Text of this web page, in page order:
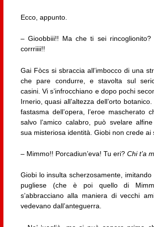
Ecco, appunto.
– Gioobbiii!! Ma che ti sei rincoglionito?
corrriiii!!
Gai Fòcs si sbraccia all’imbocco di una
che pare condurre, e stavolta sul
casini. Vi s’infrocchiano e dopo pochi
Irnerio, quasi all’altezza dell’orto
fastasma dell’opera, l’eroe mascherato
salvo l’amico calabro, può svelare alfine
sua misteriosa identità. Giobi non crede ai
– Mimmo!! Porcadiun’eva! Tu eri? Chi t’a
Giobi lo insulta scherzosamente,
pugliese (che è poi quello di
s’abbracciano alla maniera di vecchi
vedevano dall’anteguerra.